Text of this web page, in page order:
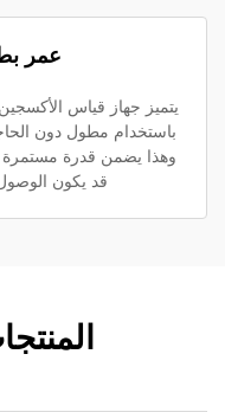
عمر
يتميز جهاز قياس
باستخدام مطول دون
وهذا يضمن قدرة مستمرة
قد يكون